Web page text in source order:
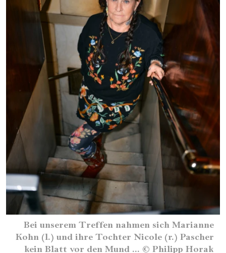
Bei unserem Treffen nahmen sich Marianne
Kohn (l.) und ihre Tochter Nicole (r.) Pascher
kein Blatt vor den Mund ... © Philipp Horak